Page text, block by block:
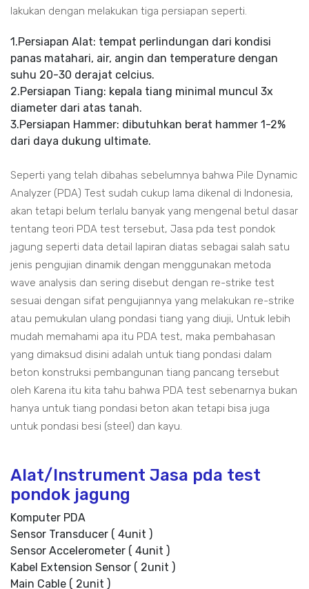
lakukan dengan melakukan tiga persiapan seperti.
1.Persiapan Alat: tempat perlindungan dari kondisi
panas matahari, air, angin dan temperature dengan
suhu 20-30 derajat celcius.
2.Persiapan Tiang: kepala tiang minimal muncul 3x
diameter dari atas tanah.
3.Persiapan Hammer: dibutuhkan berat hammer 1-2%
dari daya dukung ultimate.
Seperti yang telah dibahas sebelumnya bahwa Pile Dynamic
Analyzer (PDA) Test sudah cukup lama dikenal di Indonesia,
akan tetapi belum terlalu banyak yang mengenal betul dasar
tentang teori PDA test tersebut, Jasa pda test pondok
jagung seperti data detail lapiran diatas sebagai salah satu
jenis pengujian dinamik dengan menggunakan metoda
wave analysis dan sering disebut dengan re-strike test
sesuai dengan sifat pengujiannya yang melakukan re-strike
atau pemukulan ulang pondasi tiang yang diuji, Untuk lebih
mudah memahami apa itu PDA test, maka pembahasan
yang dimaksud disini adalah untuk tiang pondasi dalam
beton konstruksi pembangunan tiang pancang tersebut
oleh Karena itu kita tahu bahwa PDA test sebenarnya bukan
hanya untuk tiang pondasi beton akan tetapi bisa juga
untuk pondasi besi (steel) dan kayu.
Alat/Instrument Jasa pda test
pondok jagung
Komputer PDA
Sensor Transducer ( 4unit )
Sensor Accelerometer ( 4unit )
Kabel Extension Sensor ( 2unit )
Main Cable ( 2unit )